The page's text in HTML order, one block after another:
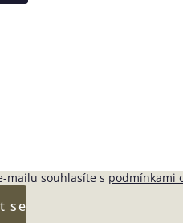
mailu souhlasíte s podmínkami
se